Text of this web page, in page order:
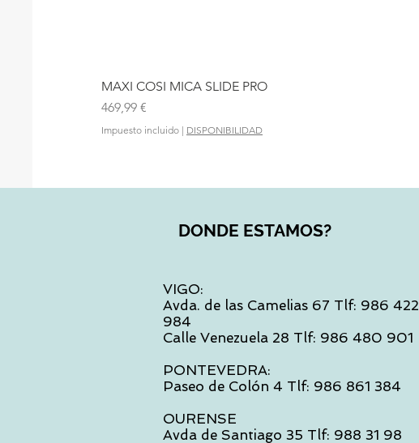
MAXI COSI MICA SLIDE PRO
Precio
469,99 €
Impuesto incluido | DISPONIBILIDAD
DONDE ESTAMOS?
VIGO:
Avda. de las Camelias 67 Tlf: 986 422
984
Calle Venezuela 28 Tlf: 986 480 901
PONTEVEDRA:
Paseo de Colón 4 Tlf: 986 861 384
OURENSE
Avda de Santiago 35 Tlf: 988 31 98